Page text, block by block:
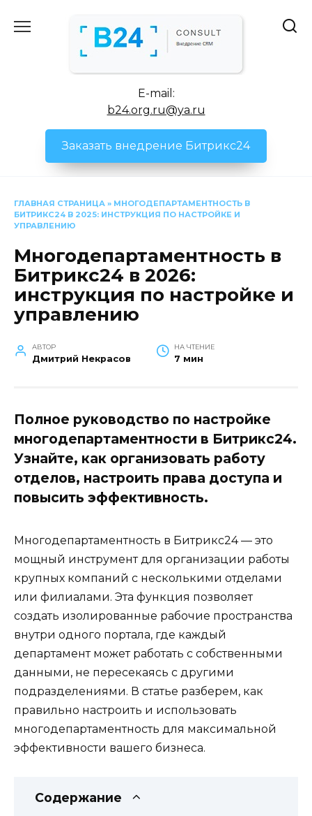
E-mail:
b24.org.ru@ya.ru
Заказать внедрение Битрикс24
ГЛАВНАЯ СТРАНИЦА » МНОГОДЕПАРТАМЕНТНОСТЬ В
БИТРИКС24 В 2025: ИНСТРУКЦИЯ ПО НАСТРОЙКЕ И
УПРАВЛЕНИЮ
Многодепартаментность в
Битрикс24 в 2026:
инструкция по настройке и
управлению
АВТОР
Дмитрий Некрасов
НА ЧТЕНИЕ
7 мин
Полное руководство по настройке
многодепартаментности в Битрикс24.
Узнайте, как организовать работу
отделов, настроить права доступа и
повысить эффективность.
Многодепартаментность в Битрикс24 — это
мощный инструмент для организации работы
крупных компаний с несколькими отделами
или филиалами. Эта функция позволяет
создать изолированные рабочие пространства
внутри одного портала, где каждый
департамент может работать с собственными
данными, не пересекаясь с другими
подразделениями. В статье разберем, как
правильно настроить и использовать
многодепартаментность для максимальной
эффективности вашего бизнеса.
Содержание